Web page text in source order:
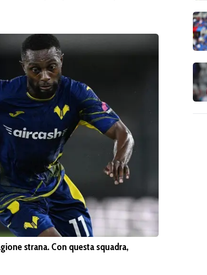
strana. Con questa squadra,